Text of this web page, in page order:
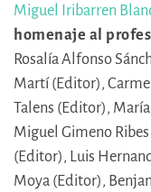
Miguel Iribarren
homenaje al
Rosalía Alfonso
Martí (Editor),
Talens (Editor),
Miguel Gimeno
(Editor), Luis
Moya (Editor),